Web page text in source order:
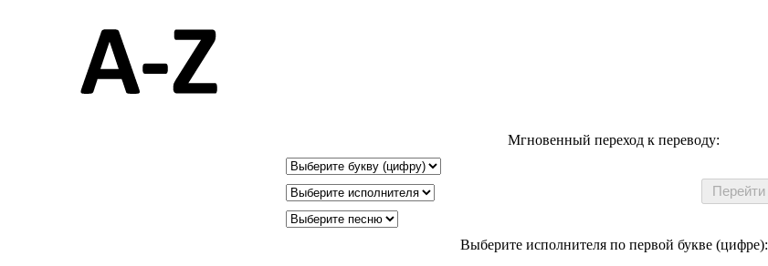
Мгновенный переход к переводу:
Выберите исполнителя по первой букве (цифре):